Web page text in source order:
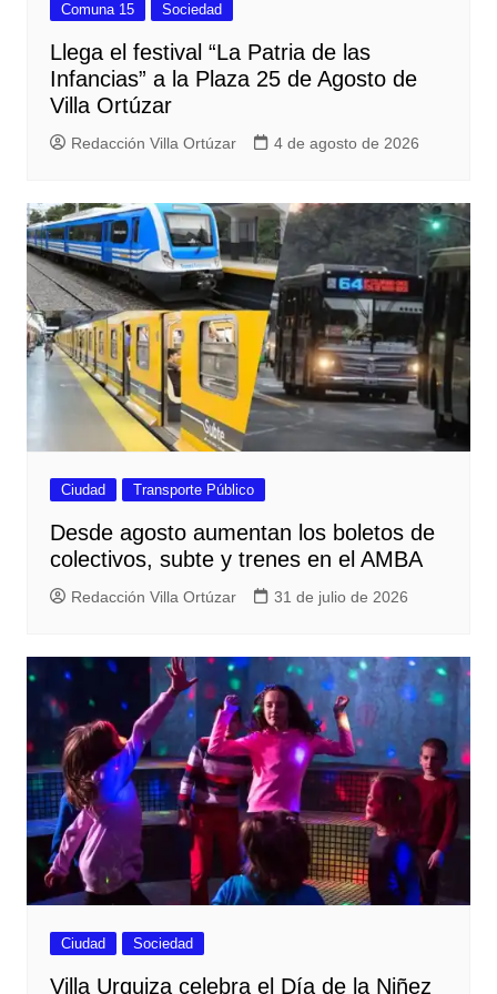
Comuna 15 Sociedad
Llega el festival “La Patria de las
Infancias” a la Plaza 25 de Agosto de
Villa Ortúzar
Redacción Villa Ortúzar 4 de agosto de 2026
Ciudad Transporte Público
Desde agosto aumentan los boletos de
colectivos, subte y trenes en el AMBA
Redacción Villa Ortúzar 31 de julio de 2026
Ciudad Sociedad
Villa Urquiza celebra el Día de la Niñez